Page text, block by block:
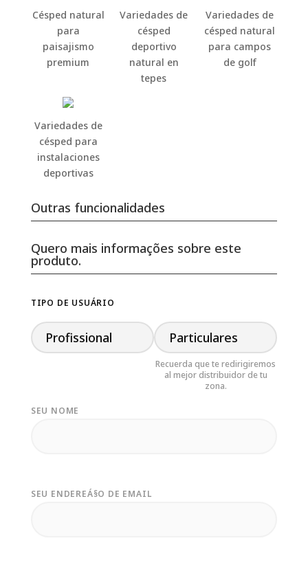
Césped natural
para
paisajismo
premium
Variedades de
césped
deportivo
natural en
tepes
Variedades de
césped natural
para campos
de golf
Variedades de
césped para
instalaciones
deportivas
Outras funcionalidades
Quero mais informações sobre este
produto.
TIPO DE USUÁRIO
Profissional Particulares
SEU NOME
SEU ENDEREÁ§O DE EMAIL